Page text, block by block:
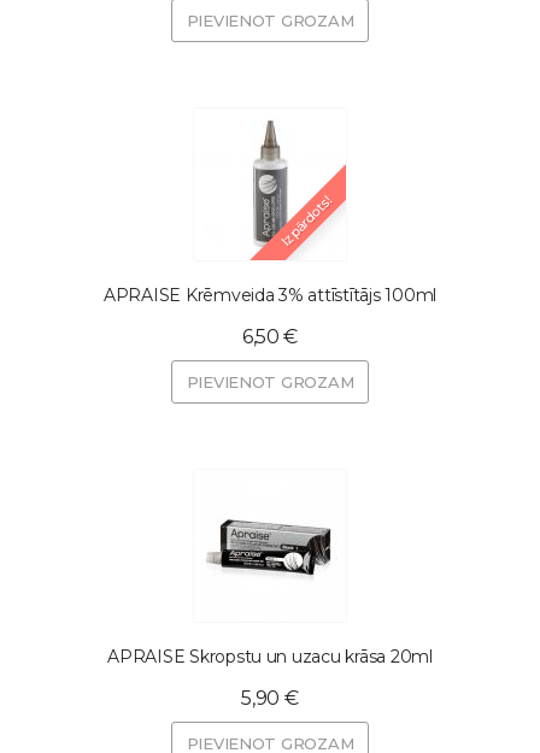
PIEVIENOT GROZAM
Izpārdots!
APRAISE Krēmveida 3% attīstītājs 100ml
6,50 €
PIEVIENOT GROZAM
APRAISE Skropstu un uzacu krāsa 20ml
5,90 €
PIEVIENOT GROZAM